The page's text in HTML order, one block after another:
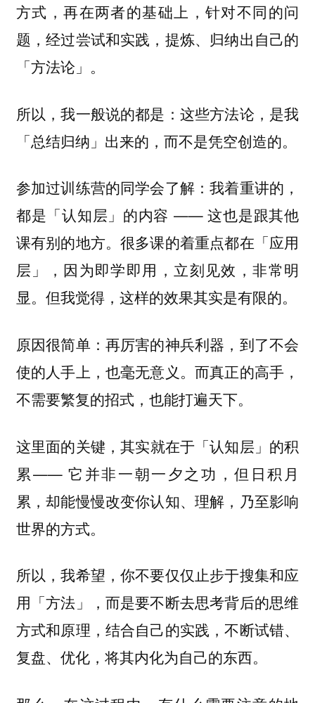
方式，再在两者的基础上，针对不同的问
题，经过尝试和实践，提炼、归纳出自己的
「方法论」。
所以，我一般说的都是：这些方法论，是我
「总结归纳」出来的，而不是凭空创造的。
参加过训练营的同学会了解：我着重讲的，
都是「认知层」的内容 —— 这也是跟其他
课有别的地方。很多课的着重点都在「应用
层」，因为即学即用，立刻见效，非常明
显。但我觉得，这样的效果其实是有限的。
原因很简单：再厉害的神兵利器，到了不会
使的人手上，也毫无意义。而真正的高手，
不需要繁复的招式，也能打遍天下。
这里面的关键，其实就在于「认知层」的积
累—— 它并非一朝一夕之功，但日积月
累，却能慢慢改变你认知、理解，乃至影响
世界的方式。
所以，我希望，你不要仅仅止步于搜集和应
用「方法」，而是要不断去思考背后的思维
方式和原理，结合自己的实践，不断试错、
复盘、优化，将其内化为自己的东西。